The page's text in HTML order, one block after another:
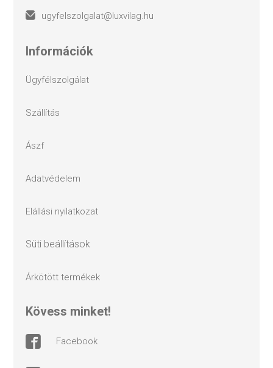
ugyfelszolgalat@luxvilag.hu
információk
ügyfélszolgálat
szállítás
ászf
adatvédelem
elállási nyilatkozat
süti beállítások
árkötött termékek
kövess minket!
facebook